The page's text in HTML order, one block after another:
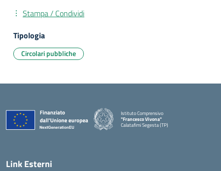
Stampa / Condividi
Tipologia
Circolari pubbliche
Istituto Comprensivo
"Francesco Vivona"
Calatafimi Segesta (TP)
— Visita la pagina iniziale della scuola
Link Esterni